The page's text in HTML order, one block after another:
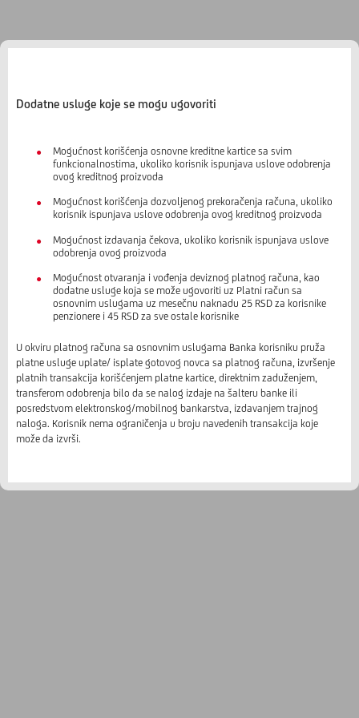
Dodatne usluge koje se mogu ugovoriti
Mogućnost korišćenja osnovne kreditne kartice sa svim
funkcionalnostima, ukoliko korisnik ispunjava uslove odobrenja
ovog kreditnog proizvoda
Mogućnost korišćenja dozvoljenog prekoračenja računa, ukoliko
korisnik ispunjava uslove odobrenja ovog kreditnog proizvoda
Mogućnost izdavanja čekova, ukoliko korisnik ispunjava uslove
odobrenja ovog proizvoda
Mogućnost otvaranja i vođenja deviznog platnog računa, kao
dodatne usluge koja se može ugovoriti uz Platni račun sa
osnovnim uslugama uz mesečnu naknadu 25 RSD za korisnike
penzionere i 45 RSD za sve ostale korisnike
U okviru platnog računa sa osnovnim uslugama Banka korisniku pruža
platne usluge uplate/ isplate gotovog novca sa platnog računa, izvršenje
platnih transakcija korišćenjem platne kartice, direktnim zaduženjem,
transferom odobrenja bilo da se nalog izdaje na šalteru banke ili
posredstvom elektronskog/mobilnog bankarstva, izdavanjem trajnog
naloga. Korisnik nema ograničenja u broju navedenih transakcija koje
može da izvrši.